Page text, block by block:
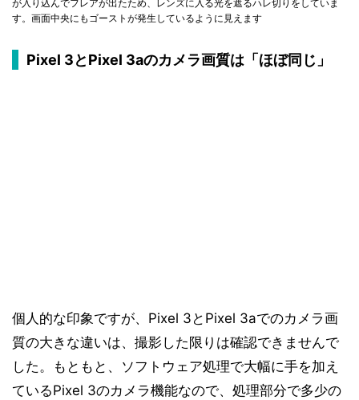
が入り込んでフレアが出たため、レンズに入る光を遮るハレ切りをしていま
す。画面中央にもゴーストが発生しているように見えます
Pixel 3とPixel 3aのカメラ画質は「ほぼ同じ」
個人的な印象ですが、Pixel 3とPixel 3aでのカメラ画
質の大きな違いは、撮影した限りは確認できませんで
した。もともと、ソフトウェア処理で大幅に手を加え
ているPixel 3のカメラ機能なので、処理部分で多少の